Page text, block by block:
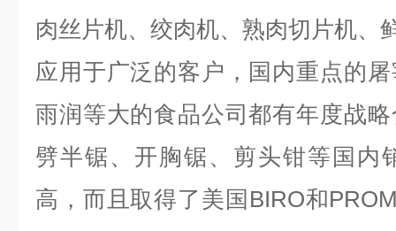
肉丝片机、绞肉机、熟肉切片机、
应用于广泛的客户，国内重点的
雨润等大的食品公司都有年度战
劈半锯、开胸锯、剪头钳等国内
高，而且取得了美国BIRO和